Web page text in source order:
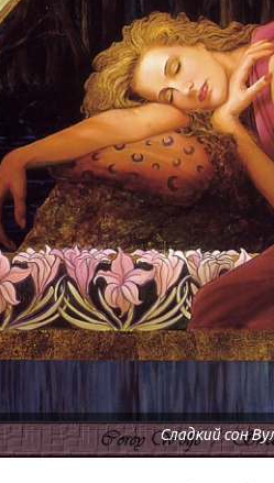
Сладкий сон